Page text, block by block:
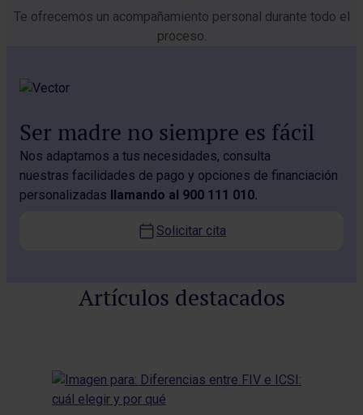
Te ofrecemos un acompañamiento personal durante todo el
proceso.
Ser madre no siempre es fácil
Nos adaptamos a tus necesidades, consulta
nuestras facilidades de pago y opciones de financiación
personalizadas llamando al 900 111 010.
Solicitar cita
Artículos destacados